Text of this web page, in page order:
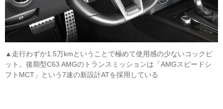
▲走行わずか1.5万kmということで極めて使用感の少ないコックピ
ット。後期型C63 AMGのトランスミッションは「AMGスピードシ
フトMCT」という7速の新設計ATを採用している